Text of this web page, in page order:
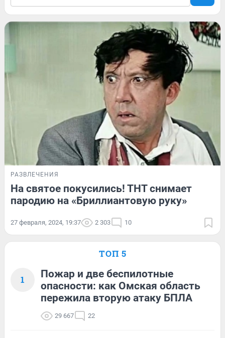
РАЗВЛЕЧЕНИЯ
На святое покусились! ТНТ снимает
пародию на «Бриллиантовую руку»
27 февраля, 2024, 19:37 2 303 10
ТОП 5
1
Пожар и две беспилотные
опасности: как Омская область
пережила вторую атаку БПЛА
29 667 22